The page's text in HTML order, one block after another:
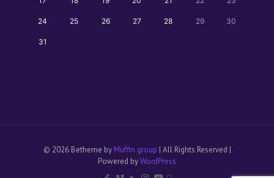
24 25 26 27 28 29 30
31
© 2026 Betheme by Muffin group | All Rights Reserved |
Powered byWordPress